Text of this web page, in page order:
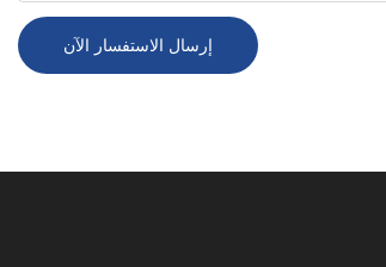
إرسال الاستفسار الآن